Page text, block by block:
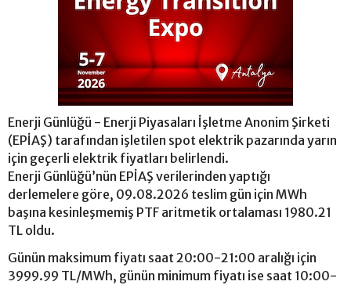
Enerji Günlüğü - Enerji Piyasaları İşletme Anonim Şirketi
(EPİAŞ) tarafından işletilen spot elektrik pazarında yarın
için geçerli elektrik fiyatları belirlendi.
Enerji Günlüğü’nün EPİAŞ verilerinden yaptığı
derlemelere göre, 09.08.2026 teslim gün için MWh
başına kesinleşmemiş PTF aritmetik ortalaması 1980.21
TL oldu.
Günün maksimum fiyatı saat 20:00-21:00 aralığı için
3999.99 TL/MWh, günün minimum fiyatı ise saat 10:00-